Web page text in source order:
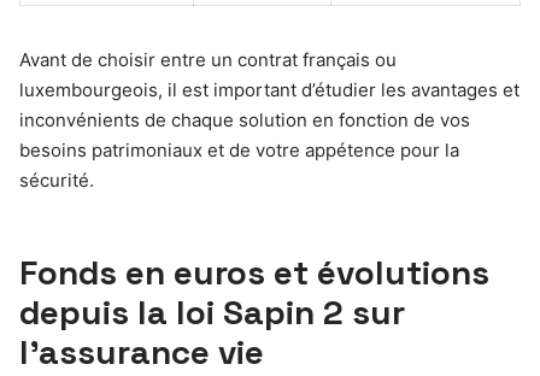
Avant de choisir entre un contrat français ou
luxembourgeois, il est important d’étudier les avantages et
inconvénients de chaque solution en fonction de vos
besoins patrimoniaux et de votre appétence pour la
sécurité.
Fonds en euros et évolutions
depuis la loi Sapin 2 sur
l’assurance vie